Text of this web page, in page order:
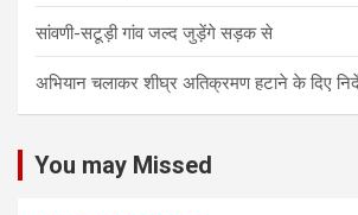
सांवणी-सटूड़ी गांव जल्द जुड़ेंगे सड़क से
अभियान चलाकर शीघ्र अतिक्रमण हटाने के दिए
You may Missed